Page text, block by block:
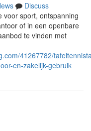
Discuss
voor sport, ontspanning
of in een openbare
te vinden met
41267782/
en-zakelijk-gebruik